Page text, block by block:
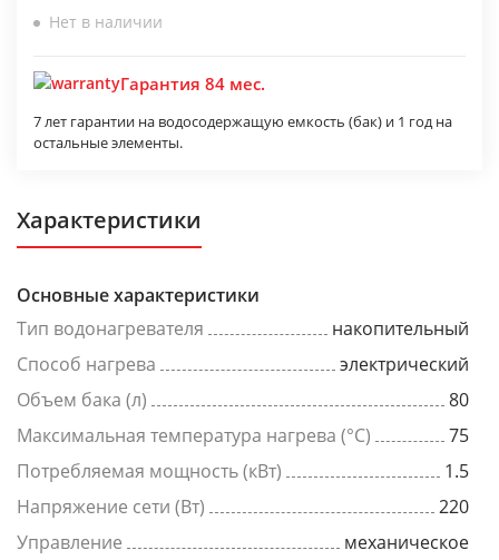
Нет в наличии
Гарантия 84 мес.
7 лет гарантии на водосодержащую емкость (бак) и 1 год на
остальные элементы.
Характеристики
Основные характеристики
Тип водонагревателя
накопительный
Способ нагрева
электрический
Объем бака (л)
80
Максимальная температура нагрева (°C)
75
Потребляемая мощность (кВт)
1.5
Напряжение сети (Вт)
220
Управление
механическое